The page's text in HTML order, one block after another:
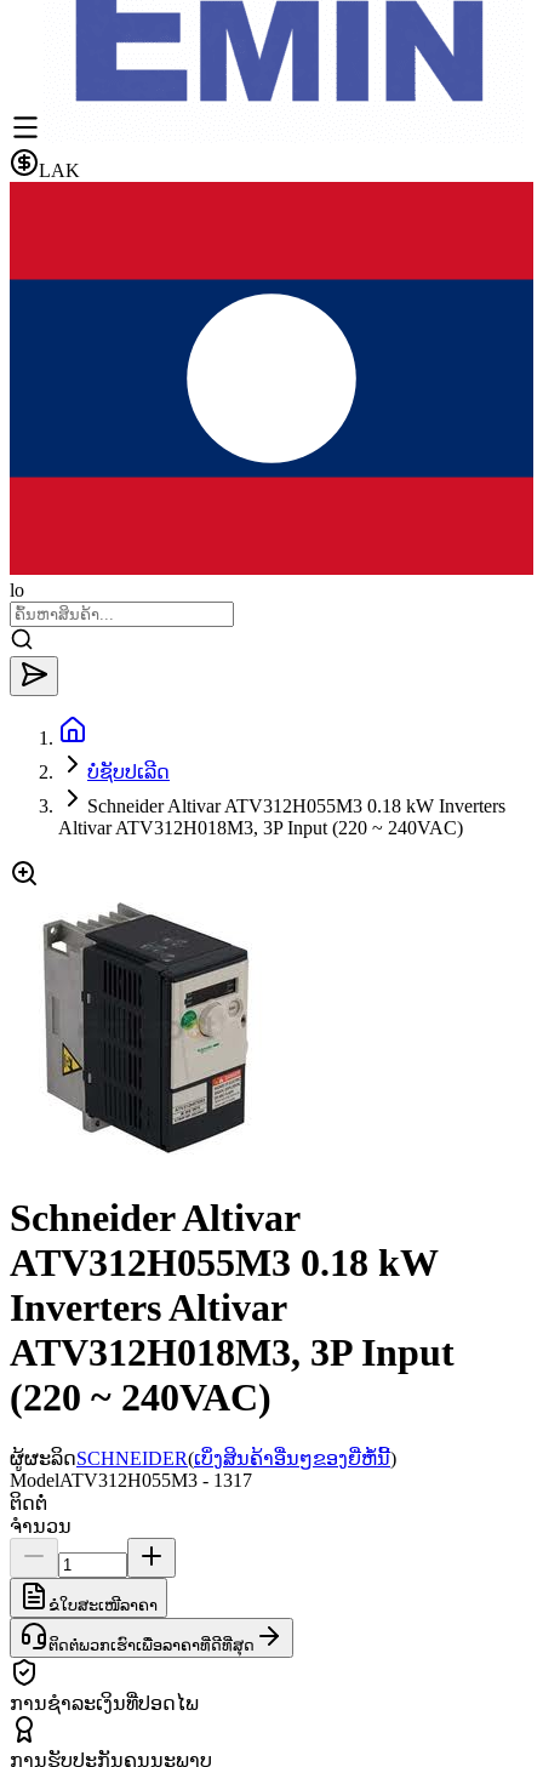
LAK
lo
ບໍ່ຊັບປເລີດ
Schneider Altivar ATV312H055M3 0.18 kW Inverters
Altivar ATV312H018M3, 3P Input (220 ~ 240VAC)
Schneider Altivar
ATV312H055M3 0.18 kW
Inverters Altivar
ATV312H018M3, 3P Input
(220 ~ 240VAC)
ຜູ້ຜະລິດSCHNEIDER(ເບິ່ງສິນຄ້າອື່ນໆຂອງຍີ່ຫໍ້ນີ້)
ModelATV312H055M3 - 1317
ຕິດຕໍ່
ຈຳນວນ
ຂໍໃບສະເໜີລາຄາ
ຕິດຕໍ່ພວກເຮົາເພື່ອລາຄາທີ່ດີທີ່ສຸດ
ການຊຳລະເງິນທີ່ປອດໄພ
ການຮັບປະກັນຄຸນນະພາບ